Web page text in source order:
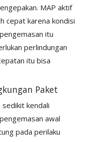
MAP aktif
cepat karena kondisi
itu
perlindungan
itu bisa
Paket
kendali
awal
pada perilaku